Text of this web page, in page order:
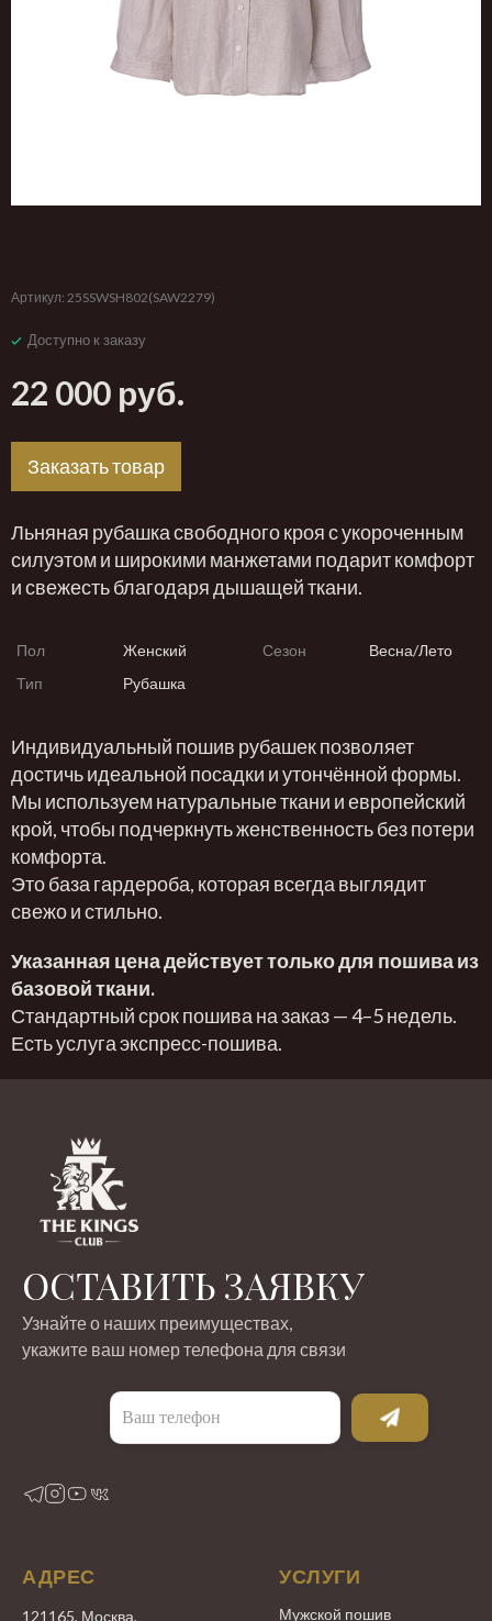
Артикул: 25SSWSH802(SAW2279)
Доступно к заказу
22 000 руб.
Заказать товар
Льняная рубашка свободного кроя с укороченным
силуэтом и широкими манжетами подарит комфорт
и свежесть благодаря дышащей ткани.
Пол Женский Сезон
Весна/Лето
Тип
Рубашка
Индивидуальный пошив рубашек позволяет
достичь идеальной посадки и утончённой формы.
Мы используем натуральные ткани и европейский
крой, чтобы подчеркнуть женственность без потери
комфорта.
Это база гардероба, которая всегда выглядит
свежо и стильно.
Указанная цена действует только для пошива из
базовой ткани.
Стандартный срок пошива на заказ — 4–5 недель.
Есть услуга экспресс-пошива.
ОСТАВИТЬ ЗАЯВКУ
Узнайте о наших преимуществах,
укажите ваш номер телефона для связи
АДРЕС
121165, Москва,
УСЛУГИ
Мужской пошив